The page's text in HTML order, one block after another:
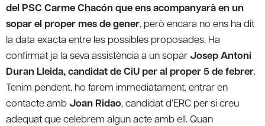
del PSC Carme Chacón que ens acompanyarà en un
sopar el proper mes de gener, però encara no ens ha dit
la data exacta entre les possibles proposades. Ha
confirmat ja la seva assistència a un sopar Josep Antoni
Duran Lleida, candidat de CiU per al proper 5 de febrer.
Tenim pendent, ho farem immediatament, entrar en
contacte amb Joan Ridao, candidat d’ERC per si creu
adequat que celebrem algun acte amb ell. Quan